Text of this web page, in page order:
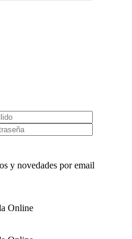
y novedades por email